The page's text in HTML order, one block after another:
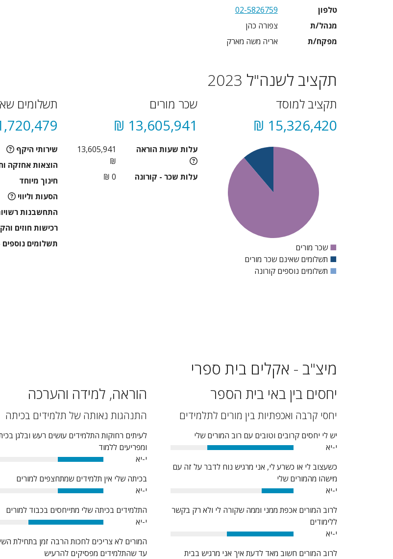
טלפון
02-5826759
מנהל/ת
צפורה כהן
מפקח/ת
אריה משה מארק
תקציב לשנה"ל 2023
תקציב למוסד
15,326,420 ₪
■שכר מורים
■ תשלומים שאינם שכר מורים
■ תשלומים נוספים קורונה
שכר מורים
13,605,941 ₪
עלות שעות הוראה
13,605,941
₪
עלות שכר - קורונה
0 ₪
תשלומים
₪
שירותי היקף
הוצאות אחזקה
חינוך מיוחד
הסעות וליווי
התחשבנות
רכישות חוזים
תשלומים נוספים
מיצ"ב - אקלים בית ספרי
יחסים בין באי בית הספר
יחסי קרבה ואכפתיות בין מורים לתלמידים
יש לי יחסים קרובים וטובים עם רוב המורים שלי
י-יא
70%
כשעצוב לי או כשרע לי, אני מרגיש נוח לדבר על זה עם
מישהו מהמורים שלי
י-יא
26%
לרוב המורים אכפת ממני וממה שקורה לי ולא רק בקשר
ללימודים
י-יא
54%
לרוב המורים חשוב מאד לדעת איך אני מרגיש בבית
הוראה, למידה והערכה
התנהגות נאותה של תלמידים בכיתה
לעיתים רחוקות התלמידים עושים רעש ובלגן
ומפריעים ללמוד
י-יא
37%
בכיתה שלי אין תלמידים שמתחצפים למורים
י-יא
37%
התלמידים בכיתה שלי מתייחסים בכבוד למורים
י-יא
61%
המורים לא צריכים לחכות הרבה זמן בתחילת
עד שהתלמידים מפסיקים להרעיש